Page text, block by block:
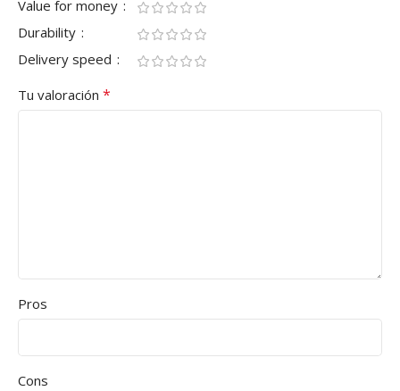
Value for money
Durability
Delivery speed
Tu valoración *
Pros
Cons